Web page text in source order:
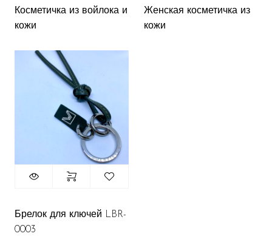
Косметичка из войлока и
кожи
Женская косметичка из
кожи
Брелок для ключей LBR-
0003